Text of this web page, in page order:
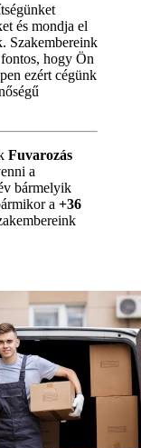
és mondja el
Szakembereink
hogy Ön
ezért cégünk
Fuvarozás
a
bármelyik
a +36